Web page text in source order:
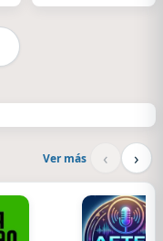
Ver más ‹ ›